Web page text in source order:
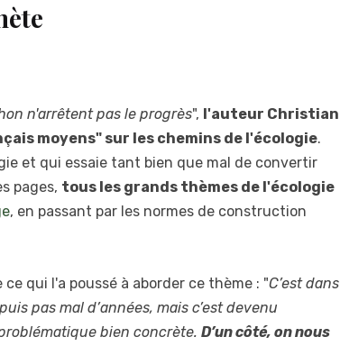
n'arrêtent pas le progrès", l'auteur Christian
moyens" sur les chemins de l'écologie.
et qui essaie tant bien que mal de convertir
pages, tous les grands thèmes de l'écologie
, en passant par les normes de construction
qui l'a poussé à aborder ce thème : "C’est dans
pas mal d’années, mais c’est devenu
bien concrète. D’un côté, on nous